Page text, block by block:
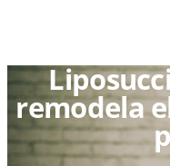
remodela